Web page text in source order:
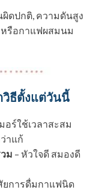
ดปกติ, ความดันสูง
รือกาแฟผสมนม
วิธีตั้งแต่วันนี้
อร์ใช้เวลาสะสม
าแก้
ม – หัวใจดี สมองดี
การดื่มกาแฟนิด